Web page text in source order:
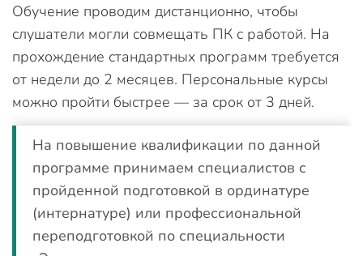
Обучение проводим дистанционно, чтобы
слушатели могли совмещать ПК с работой. На
прохождение стандартных программ требуется
от недели до 2 месяцев. Персональные курсы
можно пройти быстрее — за срок от 3 дней.
На повышение квалификации по данной
программе принимаем специалистов с
пройденной подготовкой в ординатуре
(интернатуре) или профессиональной
переподготовкой по специальности